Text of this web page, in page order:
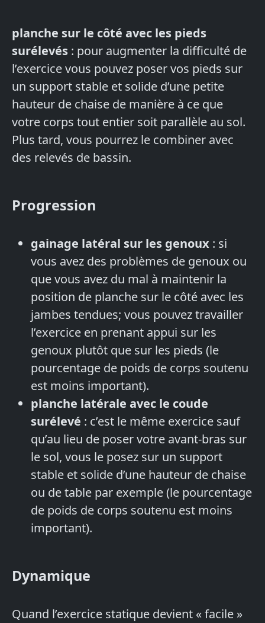
planche sur le côté avec les pieds
surélevés : pour augmenter la difficulté de
l’exercice vous pouvez poser vos pieds sur
un support stable et solide d’une petite
hauteur de chaise de manière à ce que
votre corps tout entier soit parallèle au sol.
Plus tard, vous pourrez le combiner avec
des relevés de bassin.
Progression
gainage latéral sur les genoux : si
vous avez des problèmes de genoux ou
que vous avez du mal à maintenir la
position de planche sur le côté avec les
jambes tendues; vous pouvez travailler
l’exercice en prenant appui sur les
genoux plutôt que sur les pieds (le
pourcentage de poids de corps soutenu
est moins important).
planche latérale avec le coude
surélevé : c’est le même exercice sauf
qu’au lieu de poser votre avant-bras sur
le sol, vous le posez sur un support
stable et solide d’une hauteur de chaise
ou de table par exemple (le pourcentage
de poids de corps soutenu est moins
important).
Dynamique
Quand l’exercice statique devient « facile »